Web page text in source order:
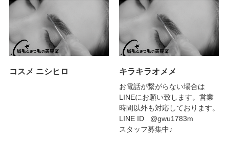
コスメ ニシヒロ キラキラオメメ
お電話が繋がらない場合は
LINEにお願い致します。営業
時間以外も対応しております。
LINE ID @gwu1783m
スタッフ募集中♪